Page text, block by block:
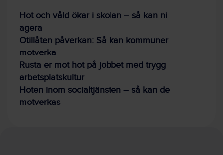
Hot och våld ökar i skolan – så kan ni
agera
Otillåten påverkan: Så kan kommuner
motverka
Rusta er mot hot på jobbet med trygg
arbetsplatskultur
Hoten inom socialtjänsten – så kan de
motverkas